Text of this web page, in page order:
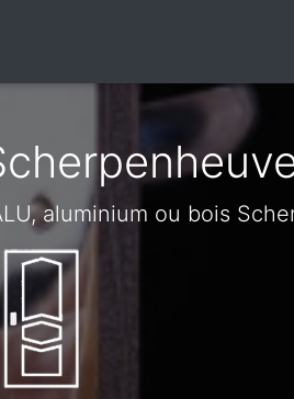
aluminium ou bois